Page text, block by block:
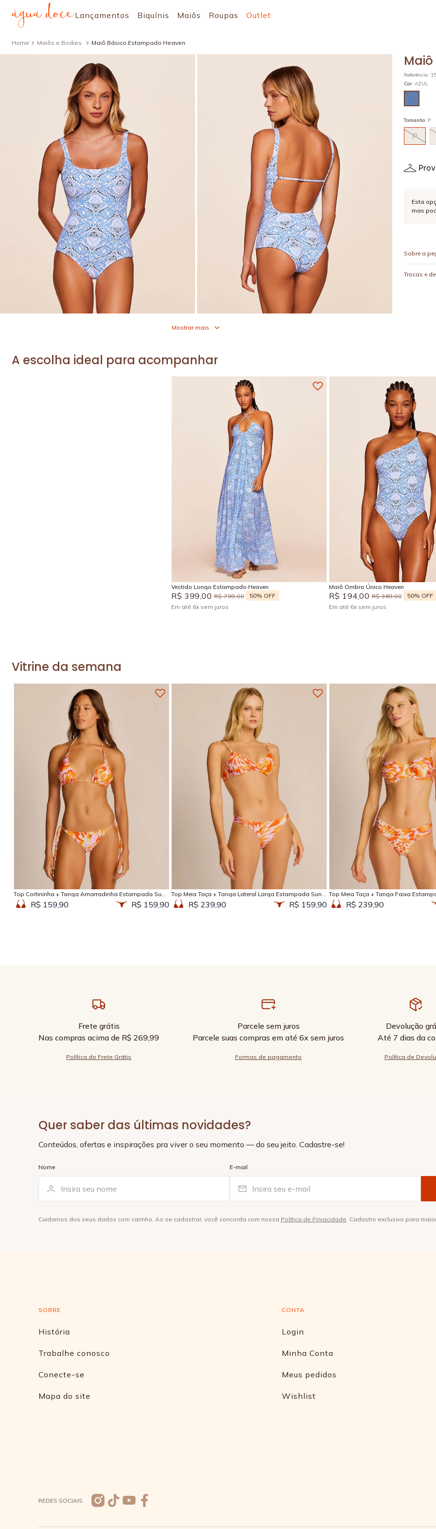
Lançamentos Biquínis Maiôs Roupas Outlet
Maiôs e Bodies Maiô Básico Estampado Heaven
Mostrar mais
Referência:
Cor: AZUL
Tamanho: P
P
Esta
mas
Sobre a
Trocas e
A escolha ideal para acompanhar
M G
Adicionar na sacola
Vestido Longo Estampado Heaven
R$ 399 ,00 R$ 799,00 50% OFF
Em até 6x sem juros
P
Adicionar na sacola
Maiô Ombro Único Heaven
R$ 194 ,00 R$ 389,00 50% OFF
Em até 6x sem juros
Vitrine da semana
Adicionar na sacola
Top Cortininha + Tanga Amarradinha Estampada Sun
KissedR$ 159,90 R$ 159,90
Adicionar na sacola
Top Meia Taça + Tanga Lateral Larga Estampada Sun
KissedR$ 239,90 R$ 159,90
Adicionar na sacola
Top Meia Taça + Tanga Faixa
R$ 239,90
Frete grátis
Nas compras acima de R$ 269,99
Política do Frete Grátis
Parcele sem juros
Parcele suas compras em até 6x sem juros
Formas de pagamento
Devolução
Até 7 dias da
Política de
Quer saber das últimas novidades?
Conteúdos, ofertas e inspirações pra viver o seu momento — do seu jeito. Cadastre-se!
Nome E-mail
Cuidamos dos seus dados com carinho. Ao se cadastrar, você concorda com nossa Política de Privacidade. Cadastro exclusivo para
SOBRE
História
Trabalhe conosco
Conecte-se
Mapa do site
CONTA
Login
Minha Conta
Meus pedidos
Wishlist
REDES SOCIAIS